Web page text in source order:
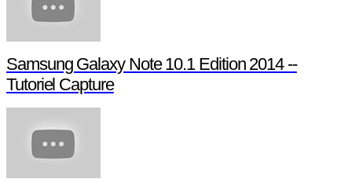
Samsung Galaxy Note 10.1 Edition 2014 --
Tutoriel Capture